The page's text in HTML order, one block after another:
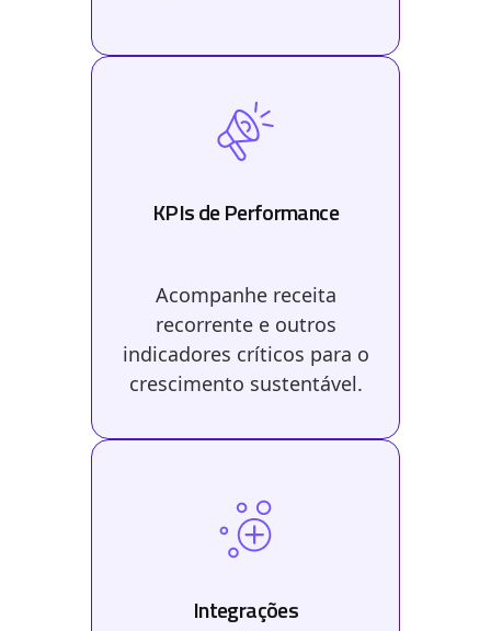
KPIs de Performance
Acompanhe receita
recorrente e outros
indicadores críticos para o
crescimento sustentável.
Integrações